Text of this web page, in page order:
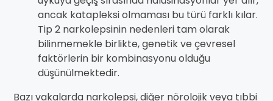
ancak katapleksi olmaması bu türü farklı kılar.
Tip 2 narkolepsinin nedenleri tam olarak
bilinmemekle birlikte, genetik ve çevresel
faktörlerin bir kombinasyonu olduğu
düşünülmektedir.
Bazı vakalarda narkolepsi, diğer nörolojik veya tıbbi